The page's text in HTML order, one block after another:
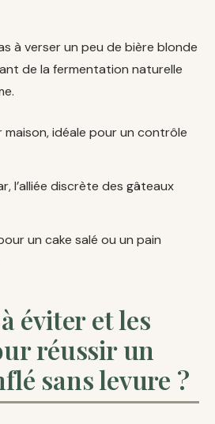
à verser un peu de bière blonde
de la fermentation naturelle
maison, idéale pour un contrôle
l’alliée discrète des gâteaux
un cake salé ou un pain
éviter et les
réussir un
sans levure ?